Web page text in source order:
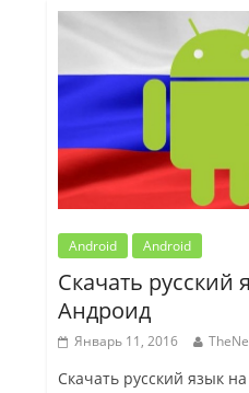
Android Android
Скачать русский
Андроид
Январь 11, 2016
Скачать русский язык